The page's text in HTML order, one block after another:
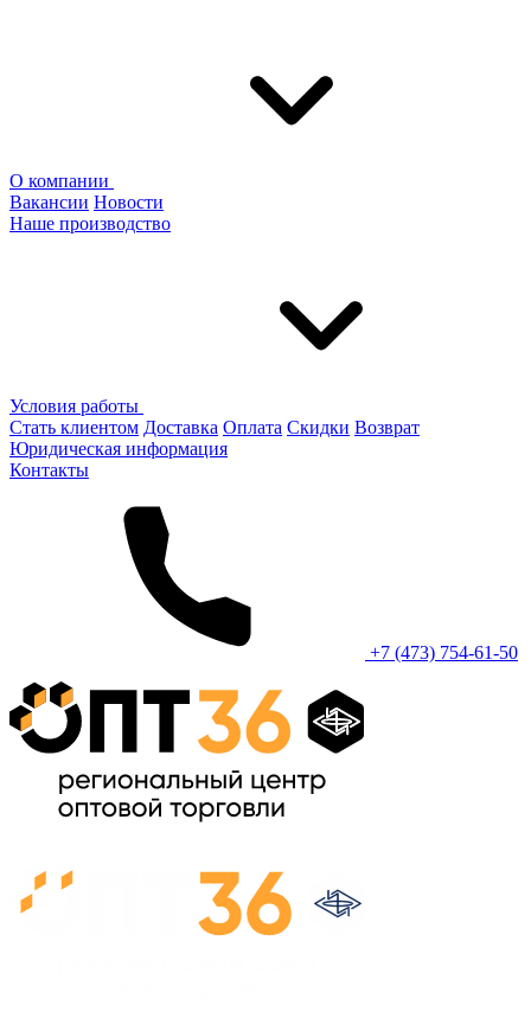
О компании
Вакансии Новости
Наше производство
Условия работы
Стать клиентом Доставка Оплата Скидки Возврат
Юридическая информация
Контакты
+7 (473) 754-61-50